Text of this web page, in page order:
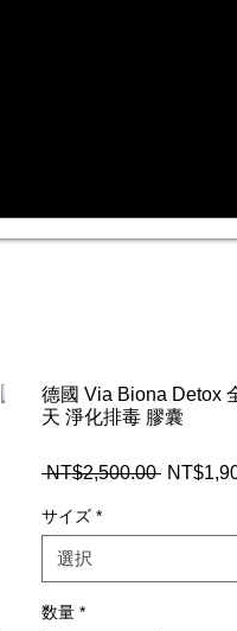
德國 Via Biona Detox
天 淨化排毒 膠囊
NT$2,500.00 通
サイズ *
選択
数量 *